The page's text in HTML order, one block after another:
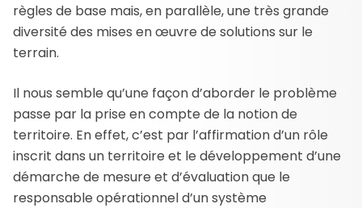
règles de base mais, en parallèle, une très grande
diversité des mises en œuvre de solutions sur le
terrain.
Il nous semble qu’une façon d’aborder le problème
passe par la prise en compte de la notion de
territoire. En effet, c’est par l’affirmation d’un rôle
inscrit dans un territoire et le développement d’une
démarche de mesure et d’évaluation que le
responsable opérationnel d’un système